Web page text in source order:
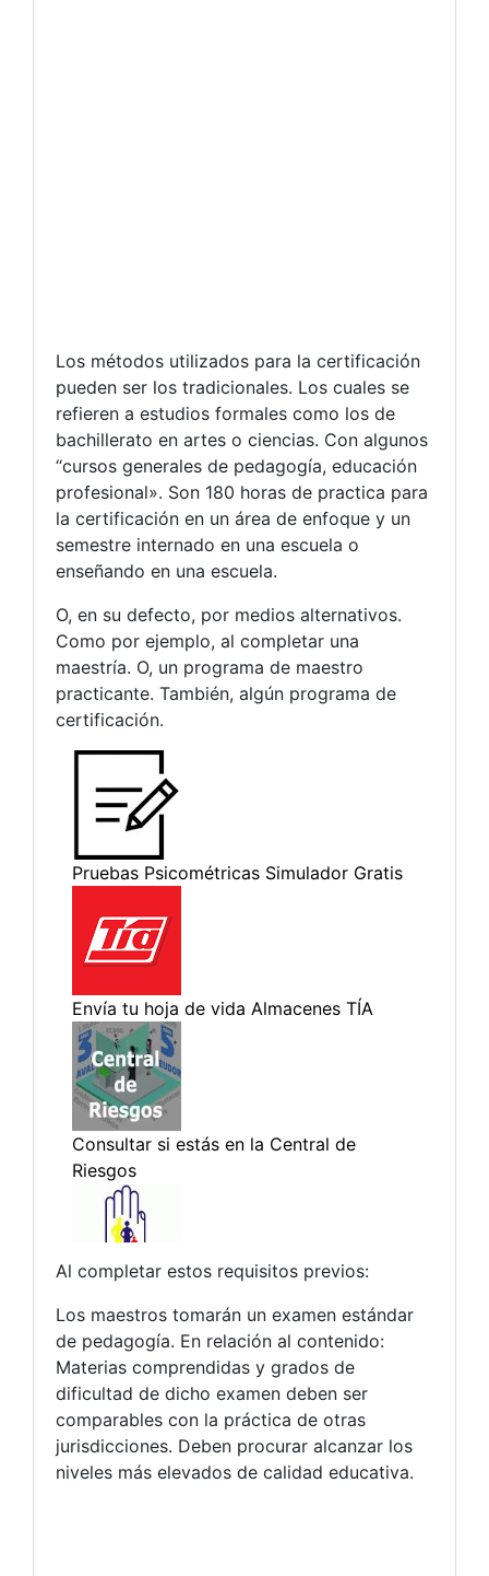
Los métodos utilizados para la certificación
pueden ser los tradicionales. Los cuales se
refieren a estudios formales como los de
bachillerato en artes o ciencias. Con algunos
“cursos generales de pedagogía, educación
profesional». Son 180 horas de practica para
la certificación en un área de enfoque y un
semestre internado en una escuela o
enseñando en una escuela.
O, en su defecto, por medios alternativos.
Como por ejemplo, al completar una
maestría. O, un programa de maestro
practicante. También, algún programa de
certificación.
Al completar estos requisitos previos:
Los maestros tomarán un examen estándar
de pedagogía. En relación al contenido:
Materias comprendidas y grados de
dificultad de dicho examen deben ser
comparables con la práctica de otras
jurisdicciones. Deben procurar alcanzar los
niveles más elevados de calidad educativa.